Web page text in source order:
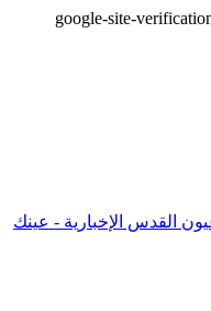
google-site-
القدس الإخبارية - عينك